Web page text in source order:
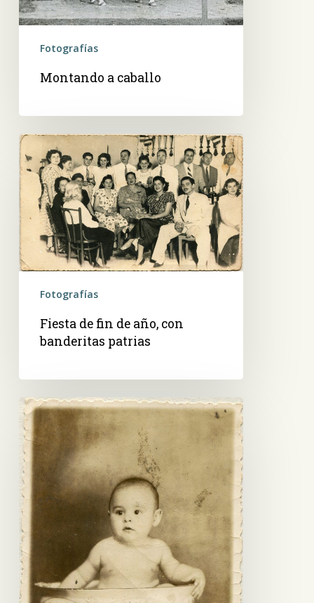
Fotografías
Montando a caballo
Fiesta
de
fin
de
año,
con
banderitas
patrias
Fotografías
Fiesta de fin de año, con
banderitas patrias
Bebé
en
palangana
de
loza,
de
juego
de
un
jofaina